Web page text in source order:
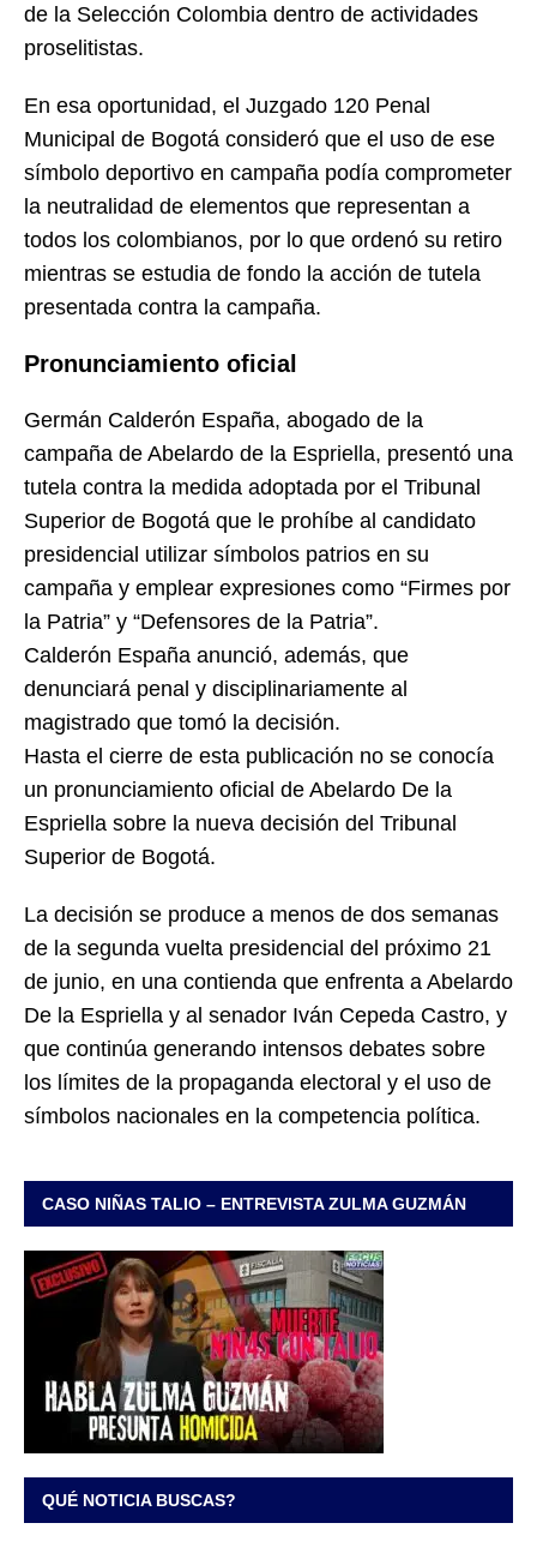
de la Selección Colombia dentro de actividades
proselitistas.
En esa oportunidad, el Juzgado 120 Penal
Municipal de Bogotá consideró que el uso de ese
símbolo deportivo en campaña podía comprometer
la neutralidad de elementos que representan a
todos los colombianos, por lo que ordenó su retiro
mientras se estudia de fondo la acción de tutela
presentada contra la campaña.
Pronunciamiento oficial
Germán Calderón España, abogado de la
campaña de Abelardo de la Espriella, presentó una
tutela contra la medida adoptada por el Tribunal
Superior de Bogotá que le prohíbe al candidato
presidencial utilizar símbolos patrios en su
campaña y emplear expresiones como “Firmes por
la Patria” y “Defensores de la Patria”.
Calderón España anunció, además, que
denunciará penal y disciplinariamente al
magistrado que tomó la decisión.
Hasta el cierre de esta publicación no se conocía
un pronunciamiento oficial de Abelardo De la
Espriella sobre la nueva decisión del Tribunal
Superior de Bogotá.
La decisión se produce a menos de dos semanas
de la segunda vuelta presidencial del próximo 21
de junio, en una contienda que enfrenta a Abelardo
De la Espriella y al senador Iván Cepeda Castro, y
que continúa generando intensos debates sobre
los límites de la propaganda electoral y el uso de
símbolos nacionales en la competencia política.
CASO NIÑAS TALIO – ENTREVISTA ZULMA GUZMÁN
QUÉ NOTICIA BUSCAS?